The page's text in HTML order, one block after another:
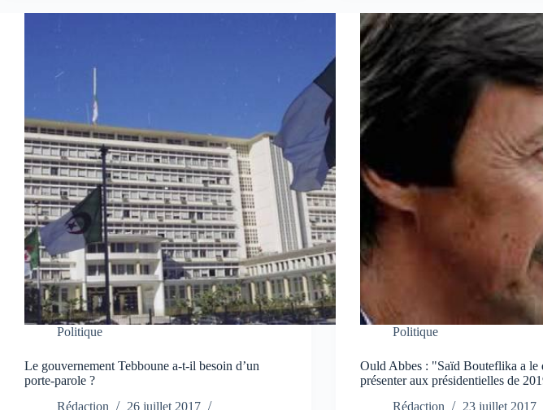
Politique
Le gouvernement Tebboune a-t-il besoin d’un
porte-parole ?
Rédaction
26 juillet 2017
Politique
Ould Abbes : "Saïd Bouteflika a le
présenter aux présidentielles de
Rédaction
23 juillet 2017